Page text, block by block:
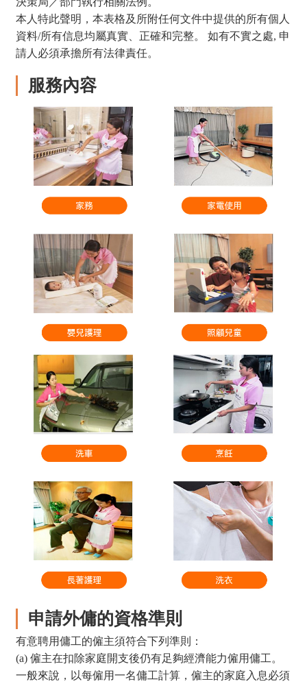
本人特此聲明，本表格及所附任何文件中提供的所有個人
資料/所有信息均屬真實、正確和完整。 如有不實之處, 申
請人必須承擔所有法律責任。
服務內容
申請外傭的資格準則
有意聘用傭工的僱主須符合下列準則：
(a) 僱主在扣除家庭開支後仍有足夠經濟能力僱用傭工。
一般來說，以每僱用一名傭工計算，僱主的家庭入息必須